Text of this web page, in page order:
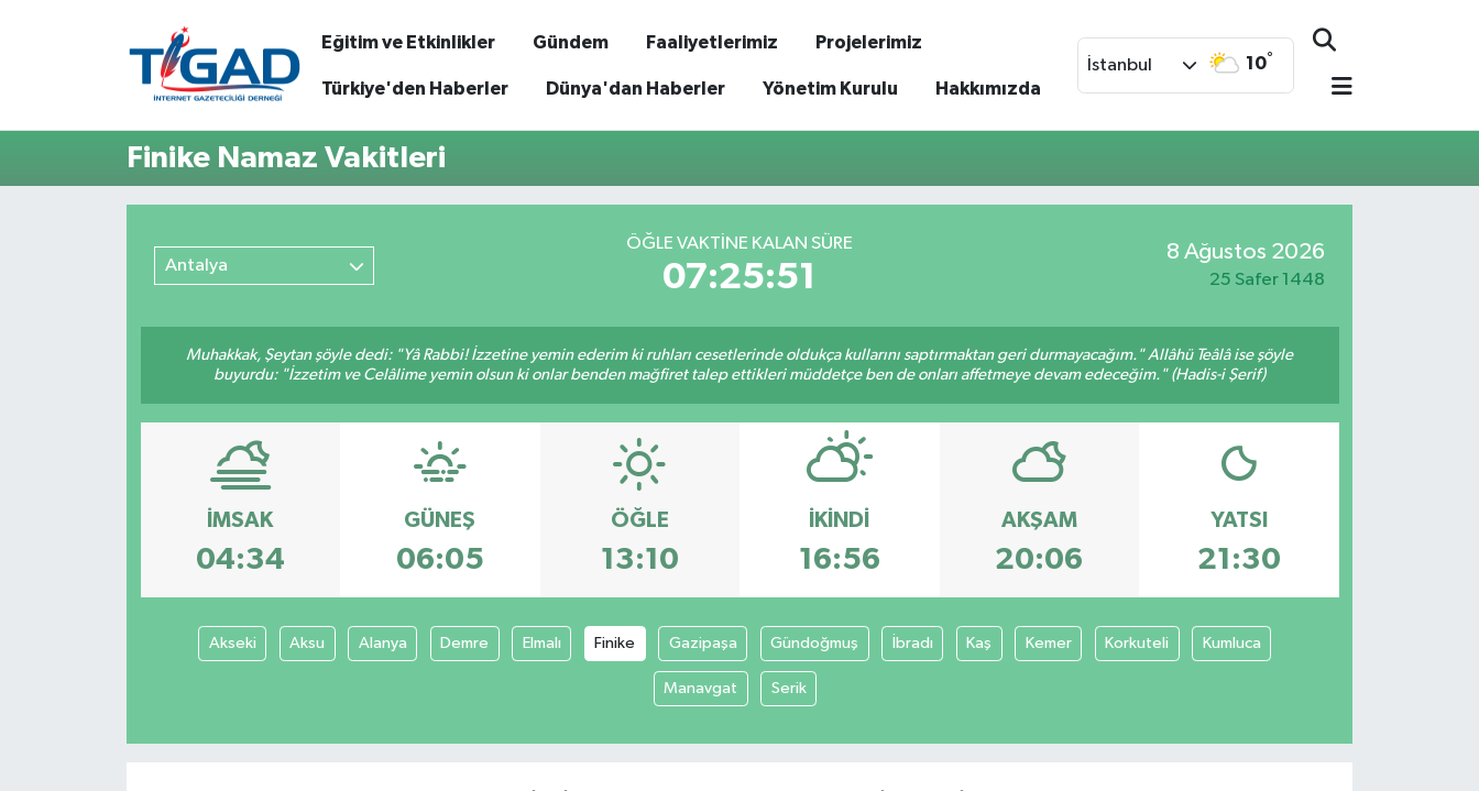
Eğitim ve Etkinlikler Gündem Faaliyetlerimiz Projelerimiz
Türkiye'den Haberler Dünya'dan Haberler Yönetim Kurulu Hakkımızda
İstanbul 10°
Finike Namaz Vakitleri
Antalya
ÖĞLE VAKTİNE KALAN SÜRE
07:25:51
8 Ağustos 2026
25 Safer 1448
Muhakkak, Şeytan şöyle dedi: "Yâ Rabbi! İzzetine yemin ederim ki ruhları cesetlerinde oldukça kullarını saptırmaktan geri durmayacağım." Allâhü Teâlâ ise şöyle
buyurdu: "İzzetim ve Celâlime yemin olsun ki onlar benden mağfiret talep ettikleri müddetçe ben de onları affetmeye devam edeceğim." (Hadis-i Şerif)
İMSAK
04:34
GÜNEŞ
06:05
ÖĞLE
13:10
İKINDI
16:56
AKŞAM
20:06
YATSI
21:30
Akseki Aksu Alanya Demre Elmalı Finike Gazipaşa Gündoğmuş İbradı Kaş Kemer Korkuteli Kumluca
Manavgat Serik
Nöbetçi Eczaneler
Trafik Durumu
Tüm Manşetler
Son Dakika Haberleri